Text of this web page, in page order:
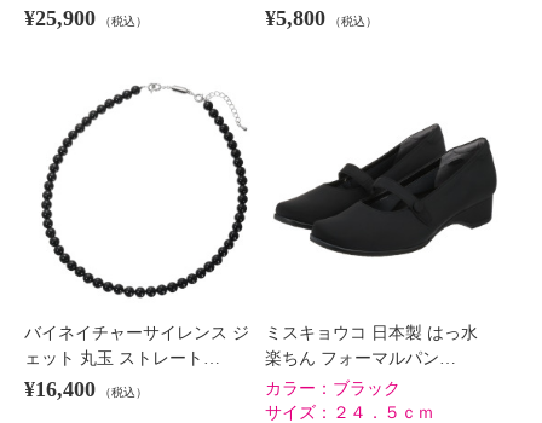
¥25,900 （税込） ¥5,800 （税込）
バイネイチャーサイレンス ジ
ェット 丸玉 ストレート…
¥16,400 （税込）
ミスキョウコ 日本製 はっ水
楽ちん フォーマルパン…
カラー： ブラック
サイズ： ２４．５ｃｍ